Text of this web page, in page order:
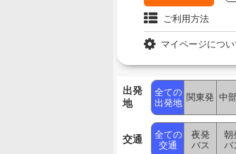
ご利用方法
マイページについ
出発
地
全ての
出発地
関東発 中
交通
全ての
交通
夜発
バス
朝
バ